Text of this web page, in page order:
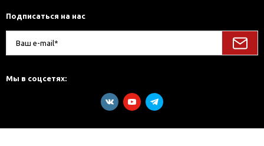
Подписаться на нас
Мы в соцсетях: